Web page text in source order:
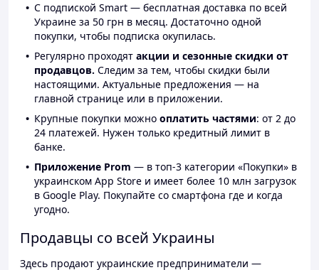
С подпиской Smart — бесплатная доставка по всей
Украине за 50 грн в месяц. Достаточно одной
покупки, чтобы подписка окупилась.
Регулярно проходят акции и сезонные скидки от
продавцов. Следим за тем, чтобы скидки были
настоящими. Актуальные предложения — на
главной странице или в приложении.
Крупные покупки можно оплатить частями: от 2 до
24 платежей. Нужен только кредитный лимит в
банке.
Приложение Prom — в топ-3 категории «Покупки» в
украинском App Store и имеет более 10 млн загрузок
в Google Play. Покупайте со смартфона где и когда
угодно.
Продавцы со всей Украины
Здесь продают украинские предприниматели —